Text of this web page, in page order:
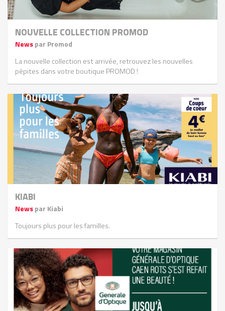
NOUVELLE COLLECTION PROMOD
Newspar Promod
La nouvelle collection est arrivée, retrouvez les nouvelles
pépites dans votre boutique PROMOD !
KIABI
Newspar Kiabi
Toujours plus pour les familles.